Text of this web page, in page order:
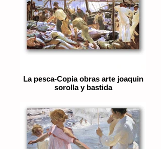
La pesca-Copia obras arte joaquin
sorolla y bastida